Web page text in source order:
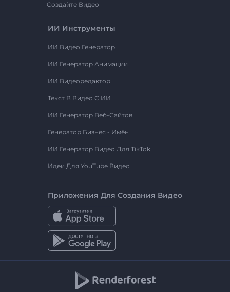
Создайте Видео
ИИ Инструменты
ИИ Видео Генератор
ИИ Генератор Анимации
ИИ Видеоредактор
Текст В Видео С ИИ
ИИ Генератор Веб-Сайтов
Генератор Бизнес - Имён
ИИ Генератор Видео Для TikTok
Идеи Для YouTube Видео
Приложения Для Создания Видео